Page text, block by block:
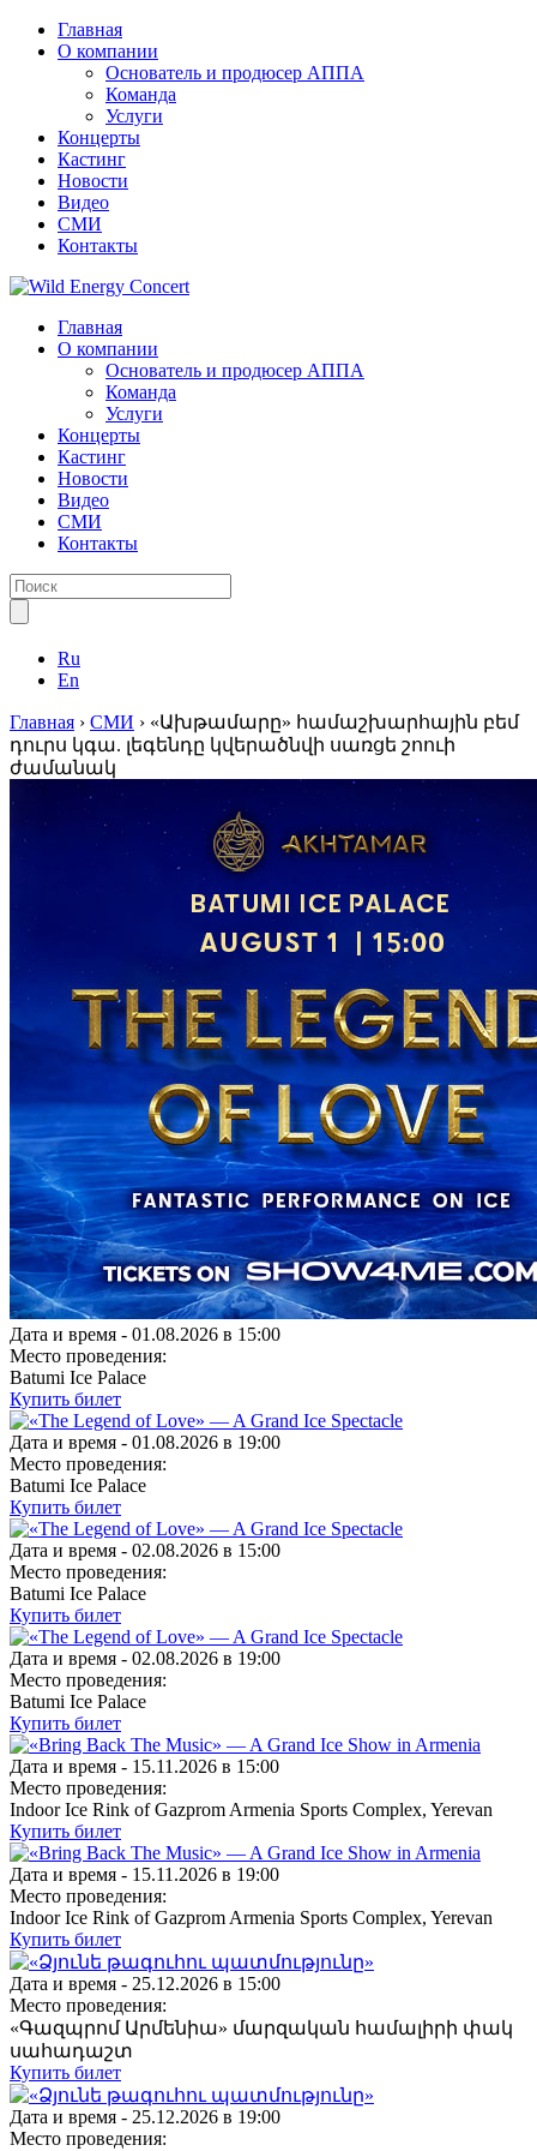
Главная
О компании
Основатель и продюсер АППА
Команда
Услуги
Концерты
Кастинг
Новости
Видео
СМИ
Контакты
Главная
О компании
Основатель и продюсер АППА
Команда
Услуги
Концерты
Кастинг
Новости
Видео
СМИ
Контакты
Ru
En
Главная › СМИ › «Ախթամարը» համաշխարհային բեմ
դուրս կգա. լեգենդը կվերածնվի սառցե շոուի
ժամանակ
Дата и время - 01.08.2026 в 15:00
Место проведения:
Batumi Ice Palace
Купить билет
Дата и время - 01.08.2026 в 19:00
Место проведения:
Batumi Ice Palace
Купить билет
Дата и время - 02.08.2026 в 15:00
Место проведения:
Batumi Ice Palace
Купить билет
Дата и время - 02.08.2026 в 19:00
Место проведения:
Batumi Ice Palace
Купить билет
Дата и время - 15.11.2026 в 15:00
Место проведения:
Indoor Ice Rink of Gazprom Armenia Sports Complex, Yerevan
Купить билет
Дата и время - 15.11.2026 в 19:00
Место проведения:
Indoor Ice Rink of Gazprom Armenia Sports Complex, Yerevan
Купить билет
Дата и время - 25.12.2026 в 15:00
Место проведения:
«Գազպրոմ Արմենիա» մարզական համալիրի փակ
սահադաշտ
Купить билет
Дата и время - 25.12.2026 в 19:00
Место проведения: